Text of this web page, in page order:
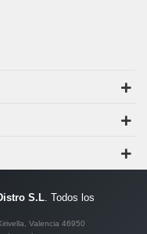
S.L . Todos los
Valencia 46950